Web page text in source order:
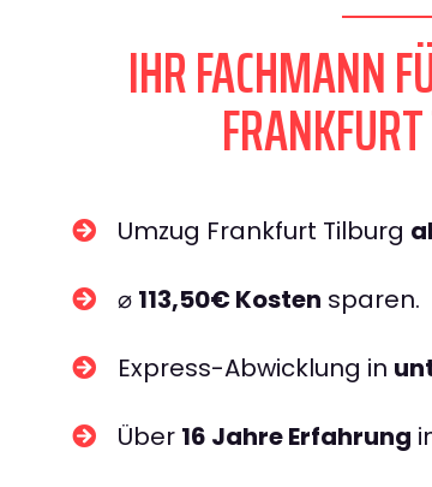
IHR FACHMANN
Umzug Frankfurt Tilburg
⌀ 113,50€ Kosten sparen.
Express-Abwicklung in
Über 16 Jahre Erfahrung